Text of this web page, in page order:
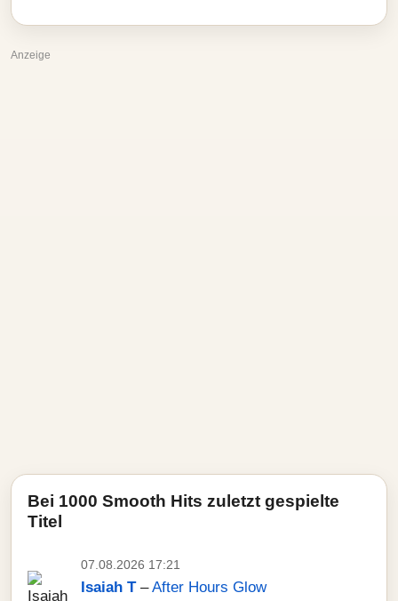
Anzeige
Bei 1000 Smooth Hits zuletzt gespielte
Titel
07.08.2026 17:21
Isaiah T–After Hours Glow